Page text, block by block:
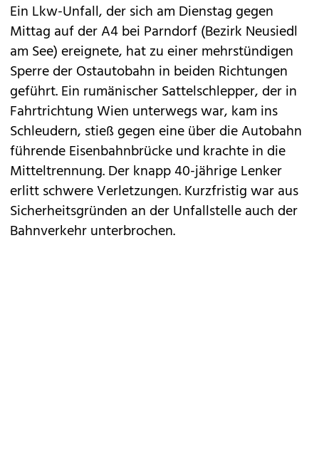
Ein Lkw-Unfall, der sich am Dienstag gegen
Mittag auf der A4 bei Parndorf (Bezirk Neusiedl
am See) ereignete, hat zu einer mehrstündigen
Sperre der Ostautobahn in beiden Richtungen
geführt. Ein rumänischer Sattelschlepper, der in
Fahrtrichtung Wien unterwegs war, kam ins
Schleudern, stieß gegen eine über die Autobahn
führende Eisenbahnbrücke und krachte in die
Mitteltrennung. Der knapp 40-jährige Lenker
erlitt schwere Verletzungen. Kurzfristig war aus
Sicherheitsgründen an der Unfallstelle auch der
Bahnverkehr unterbrochen.